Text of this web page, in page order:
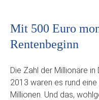
Mit 500 Euro
Rentenbeginn
Die Zahl der Millionäre
2013 waren es rund
Millionen. Und das,